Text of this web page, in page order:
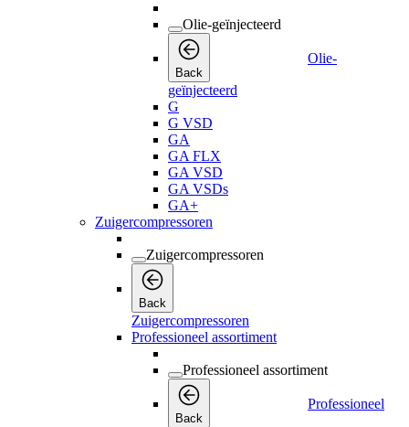
Olie-geïnjecteerd
Back
Olie-
geïnjecteerd
G
G VSD
GA
GA FLX
GA VSD
GA VSDs
GA+
Zuigercompressoren
Zuigercompressoren
Back
Zuigercompressoren
Professioneel assortiment
Professioneel assortiment
Back
Professioneel